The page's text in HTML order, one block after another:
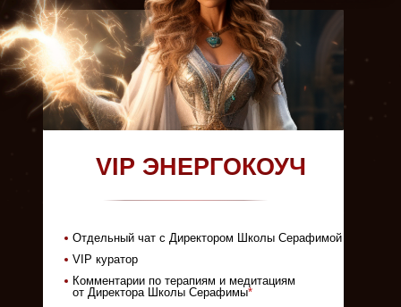
VIP ЭНЕРГОКОУЧ
Отдельный чат с Директором Школы Серафимой
VIP куратор
Комментарии по терапиям и медитациям
от Директора Школы Серафимы*